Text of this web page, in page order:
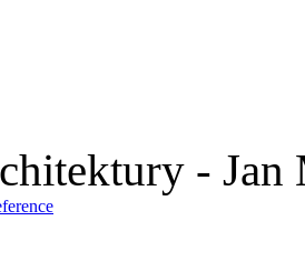
- Jan